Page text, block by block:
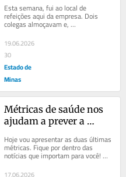
Esta semana, fui ao local de
refeições aqui da empresa. Dois
colegas almoçavam e,
educadamente, os cumprimentei.
Silêncio profundo, nem mesmo um...
19.06.2026
30
Estado de
Minas
Métricas de saúde nos
ajudam a prever a
Hoje vou apresentar as duas últimas
métricas. Fique por dentro das
notícias que importam para você!
Cortisol, muito conhecido de todos,
é...
17.06.2026